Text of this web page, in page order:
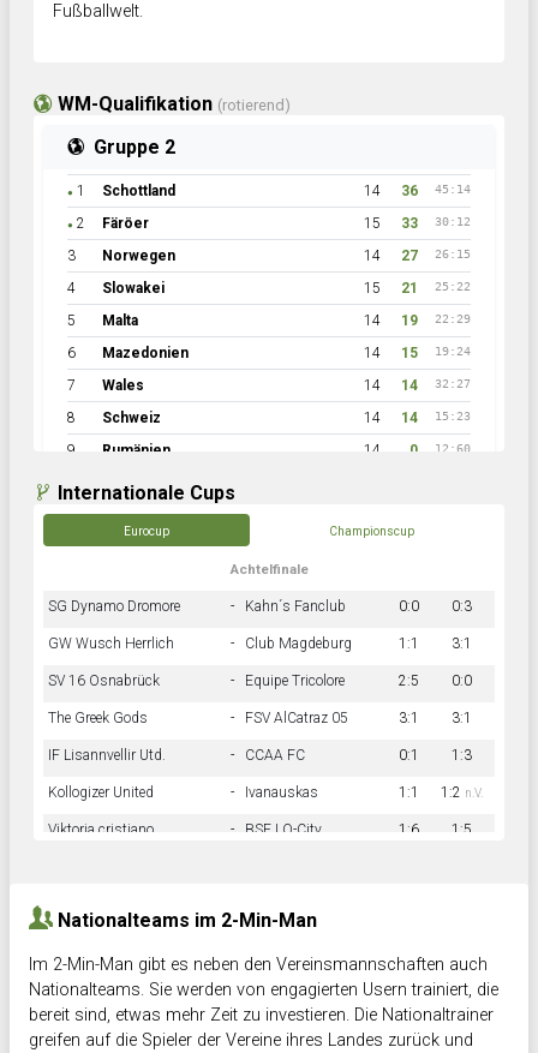
Fußballwelt.
WM-Qualifikation (rotierend)
Gruppe 2
● 1 Schottland 14 36 45:14
● 2 Färöer 15 33 30:12
3 Norwegen 14 27 26:15
4 Slowakei 15 21 25:22
5 Malta 14 19 22:29
6 Mazedonien 14 15 19:24
7 Wales 14 14 32:27
8 Schweiz 14 14 15:23
9 Rumänien 14 0 12:60
Internationale Cups
Eurocup Championscup
Achtelfinale
SG Dynamo Dromore - Kahn´s Fanclub 0:0 0:3
GW Wusch Herrlich - Club Magdeburg 1:1 3:1
SV 16 Osnabrück - Equipe Tricolore 2:5 0:0
The Greek Gods - FSV AlCatraz 05 3:1 3:1
IF Lisannvellir Utd. - CCAA FC 0:1 1:3
Kollogizer United - Ivanauskas 1:1 1:2 n.V.
Viktoria cristiano - BSF LO-City 1:6 1:5
Nationalteams im 2-Min-Man
Im 2-Min-Man gibt es neben den Vereinsmannschaften auch
Nationalteams. Sie werden von engagierten Usern trainiert, die
bereit sind, etwas mehr Zeit zu investieren. Die Nationaltrainer
greifen auf die Spieler der Vereine ihres Landes zurück und